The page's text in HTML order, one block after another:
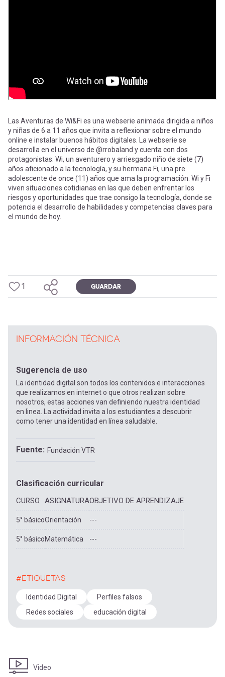
entrar
a
mi
cuenta
Las Aventuras de Wi&Fi es una webserie animada dirigida a niños
y niñas de 6 a 11 años que invita a reflexionar sobre el mundo
online e instalar buenos hábitos digitales. La webserie se
desarrolla en el universo de @rrobaland y cuenta con dos
protagonistas: Wi, un aventurero y arriesgado niño de siete (7)
años aficionado a la tecnología, y su hermana Fi, una pre
adolescente de once (11) años que ama la programación. Wi y Fi
viven situaciones cotidianas en las que deben enfrentar los
riesgos y oportunidades que trae consigo la tecnología, donde se
potencia el desarrollo de habilidades y competencias claves para
el mundo de hoy.
1 GUARDAR
INFORMACIÓN TÉCNICA
Sugerencia de uso
La identidad digital son todos los contenidos e interacciones
que realizamos en internet o que otros realizan sobre
nosotros, estas acciones van definiendo nuestra identidad
en linea. La actividad invita a los estudiantes a descubrir
como tener una identidad en línea saludable.
Fuente Fundación VTR
Clasificación curricular
CURSO ASIGNATURAOBJETIVO DE APRENDIZAJE
5° básicoOrientación ---
5° básicoMatemática ---
#ETIQUETAS
Identidad Digital
Perfiles falsos
Redes sociales
educación digital
Video